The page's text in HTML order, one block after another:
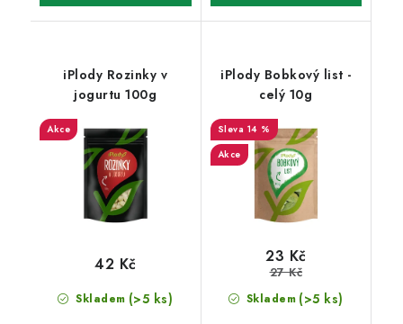
iPlody Rozinky v
jogurtu 100g
Akce
Skladem (>5 ks)
42 Kč
iPlody Bobkový list -
celý 10g
14 %
Akce
Skladem (>5 ks)
23 Kč
27 Kč